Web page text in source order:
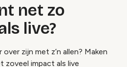
net zo
live?
zijn met z’n allen? Maken
zoveel impact als live